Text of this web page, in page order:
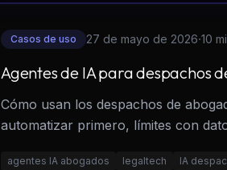
Casos de uso 27 de mayo de 2026·10
Agentes de IA para despachos
Cómo usan los despachos de
automatizar primero, límites con
agentes IA abogados legaltech IA